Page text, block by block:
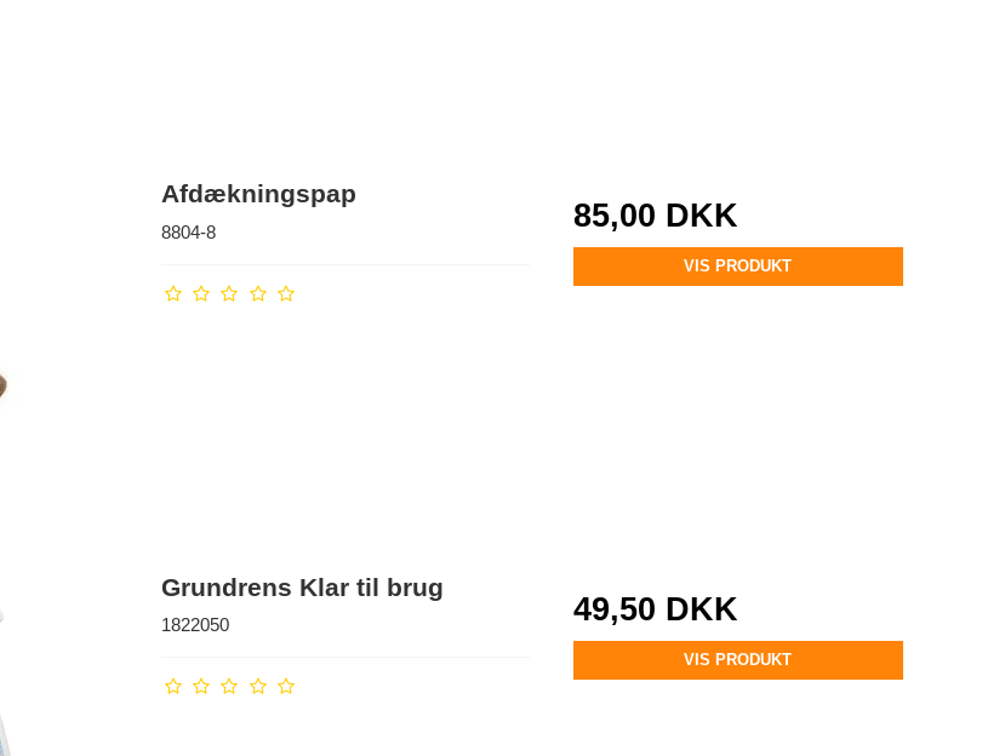
Afdækningspap
8804-8 85,00 DKK
VIS PRODUKT
Grundrens Klar til brug
1822050 49,50 DKK
VIS PRODUKT